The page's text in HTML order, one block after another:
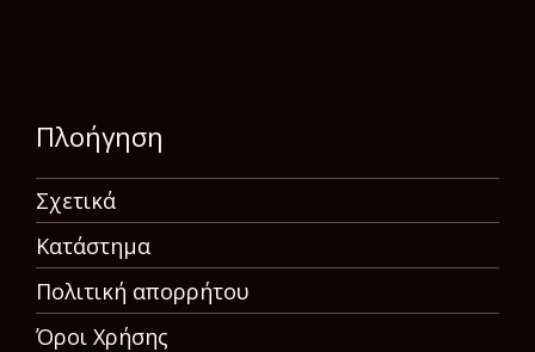
Πλοήγηση
Σχετικά
Κατάστημα
Πολιτική απορρήτου
Όροι Χρήσης